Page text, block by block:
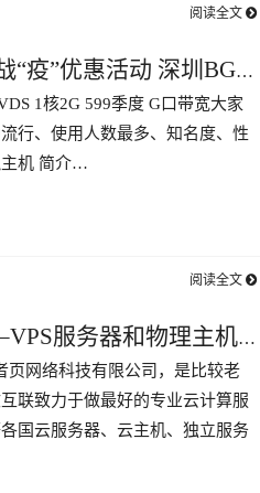
阅读全文
“疫”优惠活动 深圳BGP
1核2G 599季度 G口带宽大家
行、使用人数最多、知名度、性
主机 简介…
阅读全文
服务器和物理主机
页网络科技有限公司，是比较老
联致力于做最好的专业云计算服
国云服务器、云主机、独立服务